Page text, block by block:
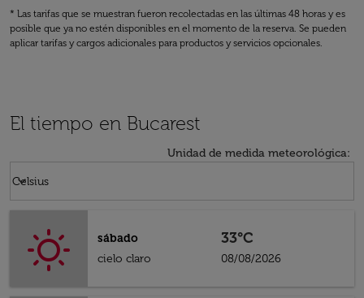
* Las tarifas que se muestran fueron recolectadas en las últimas 48 horas y es
posible que ya no estén disponibles en el momento de la reserva. Se pueden
aplicar tarifas y cargos adicionales para productos y servicios opcionales.
El tiempo en Bucarest
Unidad de medida meteorológica:
Celsius
keyboard_arrow_down
sábado
cielo claro
33°C
08/08/2026